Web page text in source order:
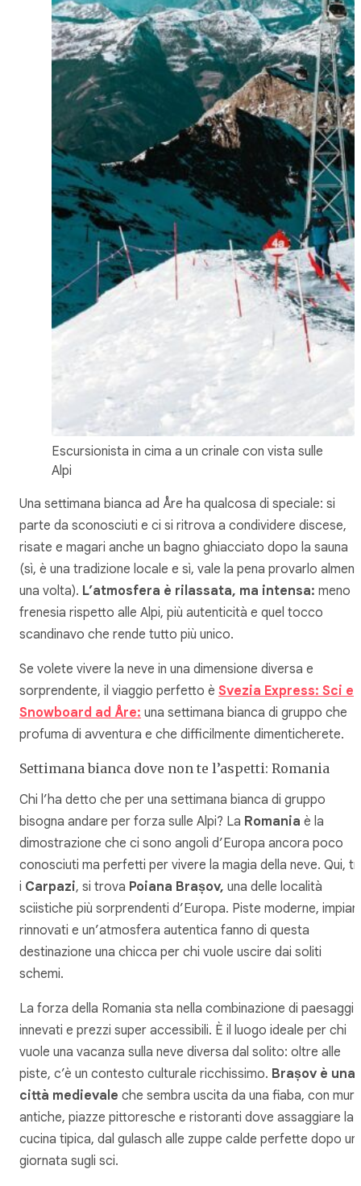
Escursionista in cima a un crinale con vista sulle
Alpi
Una settimana bianca ad Åre ha qualcosa di speciale: si
parte da sconosciuti e ci si ritrova a condividere discese,
risate e magari anche un bagno ghiacciato dopo la sauna
(sì, è una tradizione locale e sì, vale la pena provarlo
una volta). L’atmosfera è rilassata, ma intensa: meno
frenesia rispetto alle Alpi, più autenticità e quel tocco
scandinavo che rende tutto più unico.
Se volete vivere la neve in una dimensione diversa e
sorprendente, il viaggio perfetto è Svezia Express: Sci e
Snowboard ad Åre: una settimana bianca di gruppo che
profuma di avventura e che difficilmente dimenticherete.
Settimana bianca dove non te l’aspetti: Romania
Chi l’ha detto che per una settimana bianca di gruppo
bisogna andare per forza sulle Alpi? La Romania è la
dimostrazione che ci sono angoli d’Europa ancora poco
conosciuti ma perfetti per vivere la magia della neve. Qui,
i Carpazi, si trova Poiana Brașov, una delle località
sciistiche più sorprendenti d’Europa. Piste moderne,
rinnovati e un’atmosfera autentica fanno di questa
destinazione una chicca per chi vuole uscire dai soliti
schemi.
La forza della Romania sta nella combinazione di paesaggi
innevati e prezzi super accessibili. È il luogo ideale per chi
vuole una vacanza sulla neve diversa dal solito: oltre alle
piste, c’è un contesto culturale ricchissimo. Brașov è una
città medievale che sembra uscita da una fiaba, con mura
antiche, piazze pittoresche e ristoranti dove assaggiare la
cucina tipica, dal gulasch alle zuppe calde perfette dopo
giornata sugli sci.